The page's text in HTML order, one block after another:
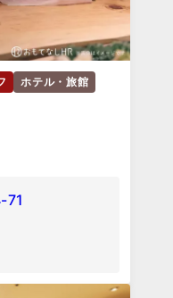
ホテル・旅館
71